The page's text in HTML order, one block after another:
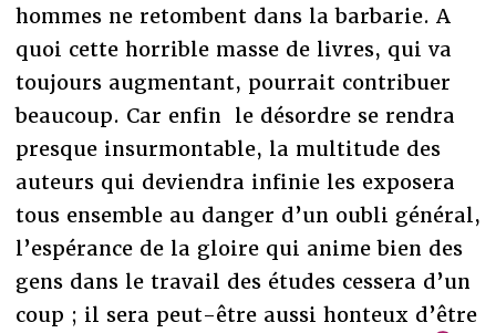
hommes ne retombent dans la barbarie. A
quoi cette horrible masse de livres, qui va
toujours augmentant, pourrait contribuer
beaucoup. Car enfin le désordre se rendra
presque insurmontable, la multitude des
auteurs qui deviendra infinie les exposera
tous ensemble au danger d’un oubli général,
l’espérance de la gloire qui anime bien des
gens dans le travail des études cessera d’un
coup ; il sera peut-être aussi honteux d’être